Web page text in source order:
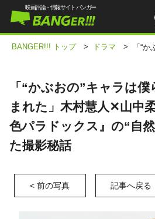
映画評価
映画評論・情報サイト バンガー
BANGER!!! トップ > ドラマ > 「“
「“かぶおの”キャラは
まれた」木村慧人✕山中
色パラドックス』の“自
た撮影秘話
< 前の写真 記事へ戻る